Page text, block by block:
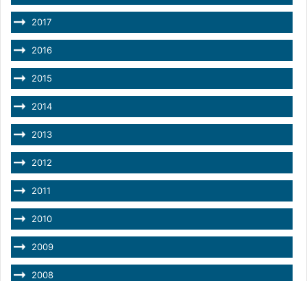
2017
2016
2015
2014
2013
2012
2011
2010
2009
2008